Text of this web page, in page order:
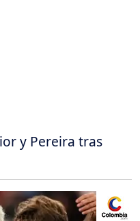
y Pereira tras